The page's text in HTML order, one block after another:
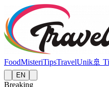
FoodMisteriTipsTravelUnik🚢
EN
Breaking